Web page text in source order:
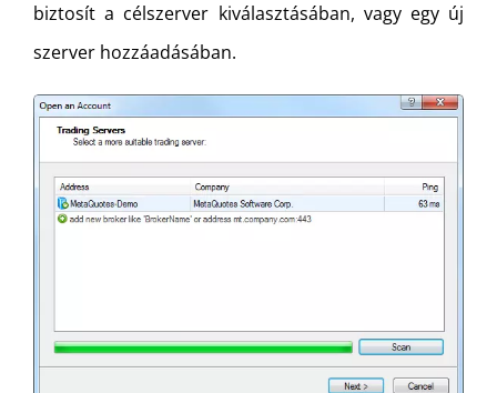
biztosít a célszerver kiválasztásában, vagy egy új
szerver hozzáadásában.